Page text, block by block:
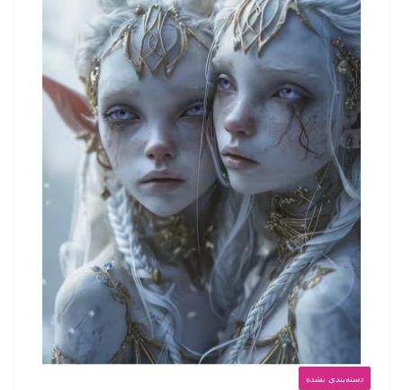
دسته‌بندی نشده